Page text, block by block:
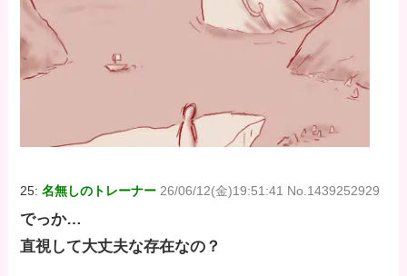
25:名無しのトレーナー 26/06/12(金)19:51:41 No.1439252929
でっか…
直視して大丈夫な存在なの？